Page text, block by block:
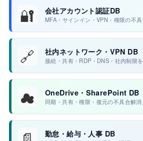
🔐 会社アカウント認証DB
MFA・サインイン・VPN・権限の不
🔗 社内ネットワーク・VPN DB
接続・共有・RDP・DNS・社内制限
☁ OneDrive・SharePoint DB
同期・共有・権限・復元の不具合解消
勤怠・給与・人事 DB